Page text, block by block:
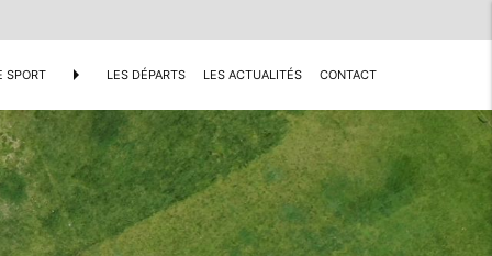
SPORT arrow_right LES DÉPARTS LES ACTUALITÉS CONTACT